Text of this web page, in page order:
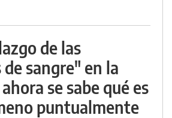
de las
sangre" en la
se sabe qué es
puntualmente